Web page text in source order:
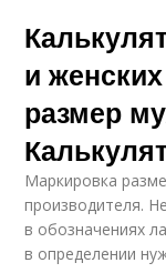
Мужчина
и
размер
Маркировка
производителя.
в обозначениях
в определении